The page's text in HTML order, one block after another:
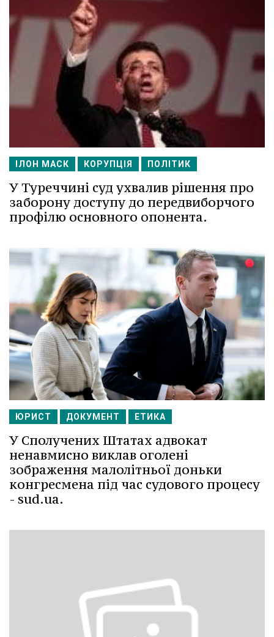
ІЛОН МАСК КОРУПЦІЯ ПОЛІТИК
У Туреччині суд ухвалив рішення про
заборону доступу до передвиборчого
профілю основного опонента.
ЮРИСТ ДОКУМЕНТ ЕТИКА
У Сполучених Штатах адвокат
ненавмисно виклав оголені
зображення малолітньої доньки
конгресмена під час судового процесу
- sud.ua.